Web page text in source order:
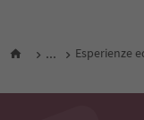
... Esperienze